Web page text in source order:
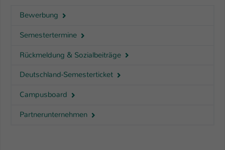
Bewerbung
Semestertermine
Rückmeldung & Sozialbeiträge
Deutschland-Semesterticket
Campusboard
Partnerunternehmen